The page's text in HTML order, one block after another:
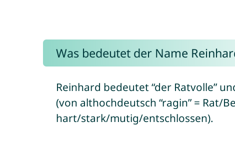
Was bedeutet der Name
Reinhard bedeutet “der Ratvolle”
(von althochdeutsch “ragin” = Rat/
hart/stark/mutig/entschlossen).